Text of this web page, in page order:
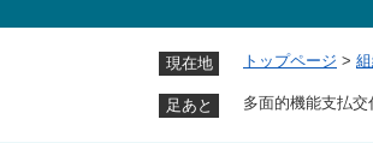
現在地 トップページ >
足あと 多面的機能支払交